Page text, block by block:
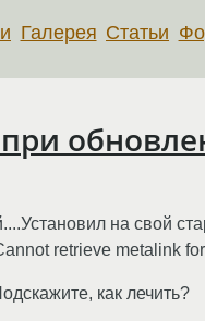
Галерея Статьи
на свой
retrieve metalink
как лечить?